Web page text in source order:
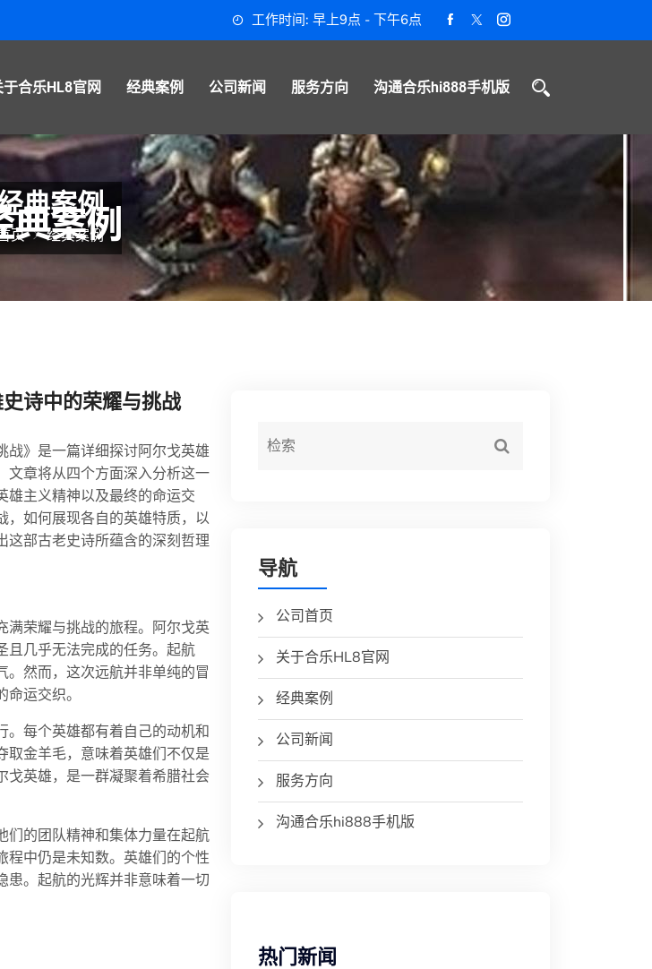
工作时间: 早上9点 - 下午6点
于合乐HL8官网 经典案例 公司新闻 服务方向 沟通合乐hi888手机版
典案例
页 经典案例
诗中的荣耀与挑战
战》是一篇详细探讨阿尔戈英雄
文章将从四个方面深入分析这一
雄主义精神以及最终的命运交
，如何展现各自的英雄特质，以
这部古老史诗所蕴含的深刻哲理
满荣耀与挑战的旅程。阿尔戈英
且几乎无法完成的任务。起航
然而，这次远航并非单纯的冒
运交织。
。每个英雄都有着自己的动机和
金羊毛，意味着英雄们不仅是
戈英雄，是一群凝聚着希腊社会
们的团队精神和集体力量在起航
程中仍是未知数。英雄们的个性
患。起航的光辉并非意味着一切
导航
公司首页
关于合乐HL8官网
经典案例
公司新闻
服务方向
沟通合乐hi888手机版
热门新闻